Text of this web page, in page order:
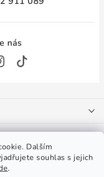
Dalším
souhlas s jejich
.